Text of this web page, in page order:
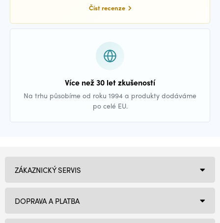
Číst recenze
Více než 30 let zkušeností
Na trhu působíme od roku 1994 a produkty dodáváme
po celé EU.
ZÁKAZNICKÝ SERVIS
DOPRAVA A PLATBA